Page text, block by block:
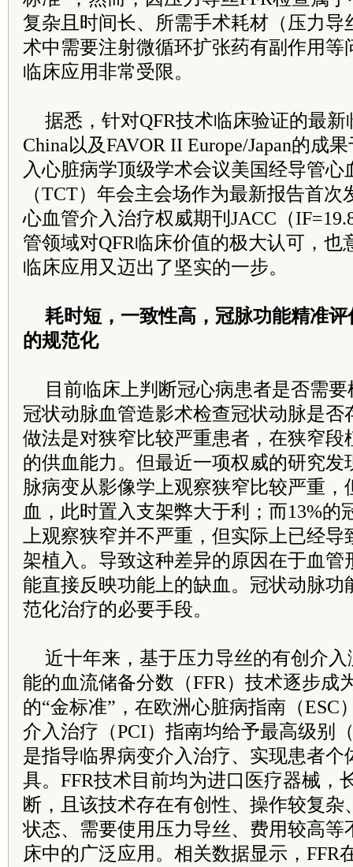
复杂且时间长、所需手术耗材（压力导
术中需要注射微循环扩张药有副作用等
临床应用非常受限。
据悉，针对QFR技术临床验证的最新
China以及FAVOR II Europe/Japan的成
入心脏病学顶级学术会议美国经导管心
（TCT）年会主会场作为最新报告首
心血管介入治疗权威期刊JACC（
管领域对QFR临床价值的极大认可，也
临床应用又迈出了坚实的一步。
耗时短，一致性高，冠脉功能精准
的规范化
目前临床上判断冠心病患者是否需
冠状动脉血管造影术检查冠状动脉是否
做法是对狭窄比较严重患者，在狭窄段
的供血能力。但最近一项权威的研究发
脉病变从影像学上观察狭窄比较严重，
血，此时置入支架弊大于利；而13%的
上观察狭窄并不严重，但实际上已经
架植入。导致这种差异的原因在于血管
能直接反映功能上的缺血。冠状动脉功
范化治疗的必要手段。
近十年来，基于压力导丝的有创介
能的血流储备分数（FFR）技术逐步成
的“金标准”，在欧洲心脏病指南（ESC
介入治疗（PCI）指南均给予最高级别
是指导临界病变介入治疗、实现患者个
具。FFR技术目前均为进口医疗器械，
断，且该技术存在有创性、操作较复杂
状态、需要使用压力导丝、费用较高等
床中的广泛应用。相关数据显示，FFR